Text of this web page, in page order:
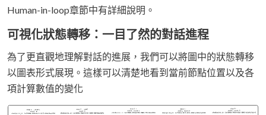
Human-in-loop章節中有詳細說明。
可視化狀態轉移：一目了然的對話進程
為了更直觀地理解對話的進展，我們可以將圖中的狀態轉移
以圖表形式展現。這樣可以清楚地看到當前節點位置以及各
項計算數值的變化